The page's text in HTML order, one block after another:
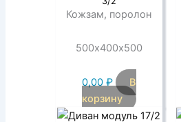
Кожзам, поролон
500х400х500
0,00 ₽
В
корзину